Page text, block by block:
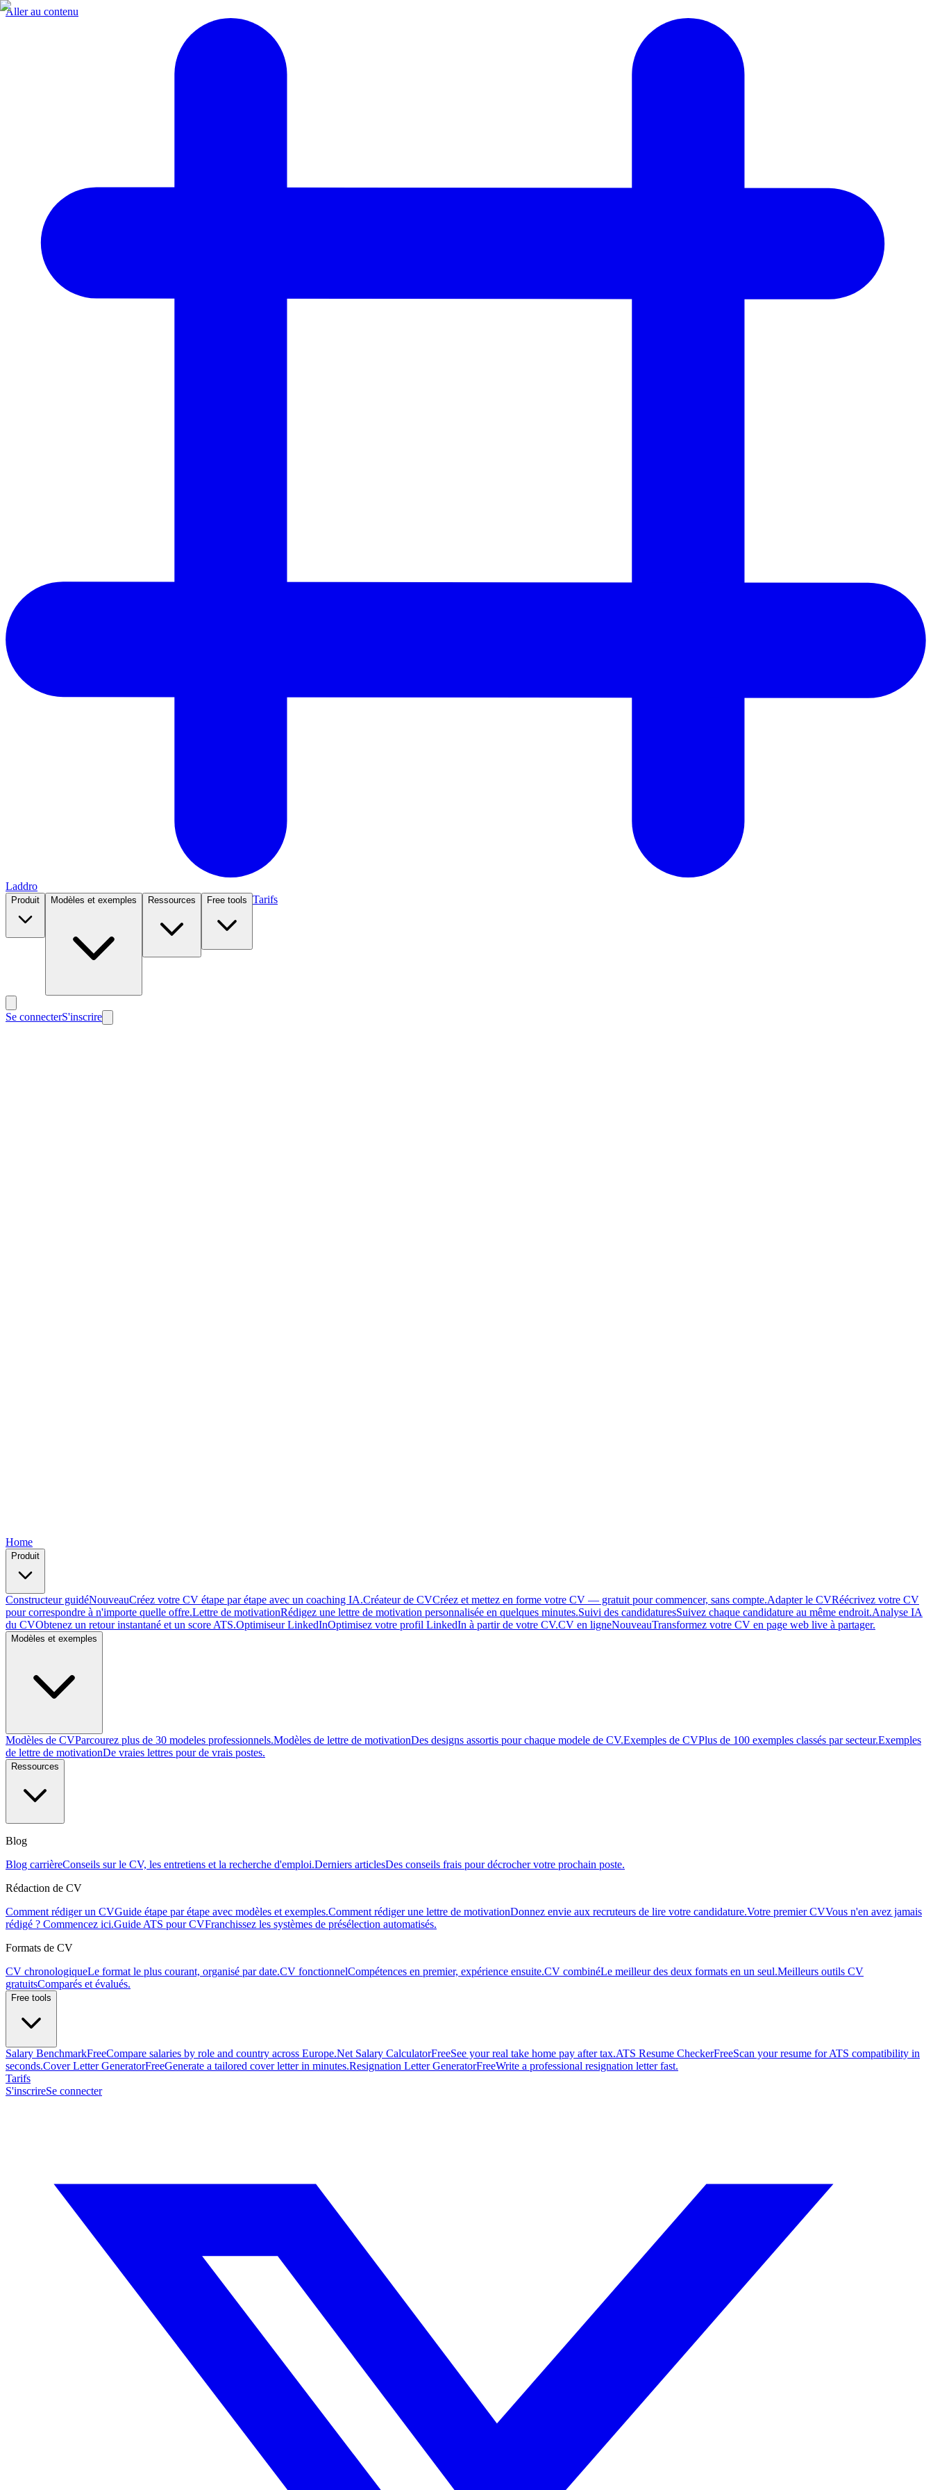
Aller au contenu
Laddro
Produit Modèles et exemples Ressources Free tools Tarifs
Se connecterS'inscrire
Home
Produit
Constructeur guidéNouveauCréez votre CV étape par étape avec un coaching IA.Créateur de CVCréez et mettez en forme votre CV — gratuit pour commencer, sans compte.Adapter le CVRéécrivez votre CV
pour correspondre à n'importe quelle offre.Lettre de motivationRédigez une lettre de motivation personnalisée en quelques minutes.Suivi des candidaturesSuivez chaque candidature au même endroit.Analyse IA
du CVObtenez un retour instantané et un score ATS.Optimiseur LinkedInOptimisez votre profil LinkedIn à partir de votre CV.CV en ligneNouveauTransformez votre CV en page web live à partager.
Modèles et exemples
Modèles de CVParcourez plus de 30 modeles professionnels.Modèles de lettre de motivationDes designs assortis pour chaque modele de CV.Exemples de CVPlus de 100 exemples classés par secteur.Exemples
de lettre de motivationDe vraies lettres pour de vrais postes.
Ressources
Blog
Blog carrièreConseils sur le CV, les entretiens et la recherche d'emploi.Derniers articlesDes conseils frais pour décrocher votre prochain poste.
Rédaction de CV
Comment rédiger un CVGuide étape par étape avec modèles et exemples.Comment rédiger une lettre de motivationDonnez envie aux recruteurs de lire votre candidature.Votre premier CVVous n'en avez jamais
rédigé ? Commencez ici.Guide ATS pour CVFranchissez les systèmes de présélection automatisés.
Formats de CV
CV chronologiqueLe format le plus courant, organisé par date.CV fonctionnelCompétences en premier, expérience ensuite.CV combinéLe meilleur des deux formats en un seul.Meilleurs outils CV
gratuitsComparés et évalués.
Free tools
Salary BenchmarkFreeCompare salaries by role and country across Europe.Net Salary CalculatorFreeSee your real take home pay after tax.ATS Resume CheckerFreeScan your resume for ATS compatibility in
seconds.Cover Letter GeneratorFreeGenerate a tailored cover letter in minutes.Resignation Letter GeneratorFreeWrite a professional resignation letter fast.
Tarifs
S'inscrireSe connecter